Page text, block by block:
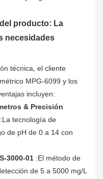
producto: La
necesidades
técnica, el cliente
MPG-6099 y los
incluyen:
& Precisión
:La tecnología de
de pH de 0 a 14 con
3000-01 :El método de
de 5 a 5000 mg/L